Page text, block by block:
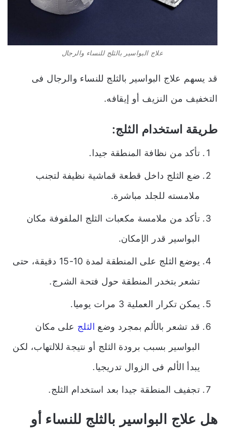
علاج البواسير بالثلج للنساء والرجال
قد يسهم علاج البواسير بالثلج للنساء والرجال فى
التخفيف من النزيف أو إيقافه.
طريقة استخدام الثلج:
تأكد من نظافة المنطقة جيدا.
ضع الثلج داخل قطعة قماشية نظيفة لتجنب
ملامسته للجلد مباشرة.
تأكد من ملامسة مكعبات الثلج الملفوفة مكان
البواسير قدر الإمكان.
يوضع الثلج على المنطقة لمدة 10-15 دقيقة، حتى
تشعر بتخدر المنطقة حول فتحة الشرج.
يمكن تكرار العملية 3 مرات يوميا.
قد تشعر بالألم بمجرد وضع الثلج على مكان
البواسير بسبب برودة الثلج أو نتيجة للالتهاب، لكن
يبدأ الألم فى الزوال تدريجيا.
تجفيف المنطقة جيدا بعد استخدام الثلج.
هل علاج البواسير بالثلج للنساء أو